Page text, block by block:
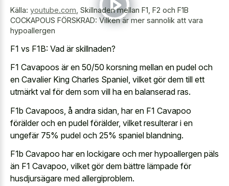
Källa: youtube.com, Skillnaden mellan F1, F2 och F1B
COCKAPOUS FÖRSKRAD: Vilken är mer sannolik att vara
hypoallergen
F1 vs F1B: Vad är skillnaden?
F1 Cavapoos är en 50/50 korsning mellan en pudel och
en Cavalier King Charles Spaniel, vilket gör dem till ett
utmärkt val för dem som vill ha en balanserad ras.
F1b Cavapoos, å andra sidan, har en F1 Cavapoo
förälder och en pudel förälder, vilket resulterar i en
ungefär 75% pudel och 25% spaniel blandning.
F1b Cavapoo har en lockigare och mer hypoallergen päls
än F1 Cavapoo, vilket gör dem bättre lämpade för
husdjursägare med allergiproblem.